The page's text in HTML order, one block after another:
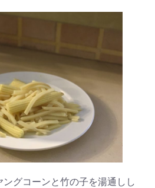
グコーンと竹の子を湯通しし